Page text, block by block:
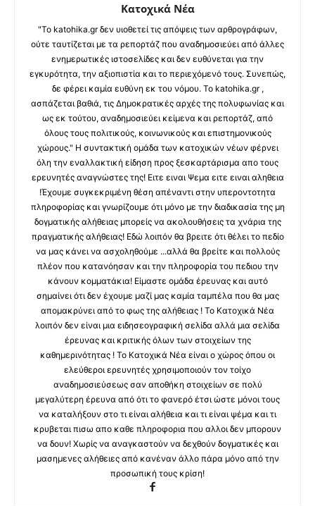
Κατοχικά Νέα
"Το katohika.gr δεν υιοθετεί τις απόψεις των αρθρογράφων,
ούτε ταυτίζεται με τα ρεπορτάζ που αναδημοσιεύει από άλλες
ενημερωτικές ιστοσελίδες και δεν ευθύνεται για την
εγκυρότητα, την αξιοπιστία και το περιεχόμενό τους. Συνεπώς,
δε φέρει καμία ευθύνη εκ του νόμου. Το katohika.gr ,
ασπάζεται βαθιά, τις Δημοκρατικές αρχές της πολυφωνίας και
ως εκ τούτου, αναδημοσιεύει κείμενα και ρεπορτάζ, από
όλους τους πολιτικούς, κοινωνικούς και επιστημονικούς
χώρους." Η συντακτική ομάδα των κατοχικών νέων φέρνει
όλη την εναλλακτική είδηση προς ξεσκαρτάρισμα απο τους
ερευνητές αναγνώστες της! Ειτε ειναι Ψεμα ειτε ειναι αληθεια
!Έχουμε συγκεκριμένη θέση απέναντι στην υπεροντοτητα
πληροφορίας και γνωρίζουμε ότι μόνο με την διαδικασία της μη
δογματικής αλήθειας μπορείς να ακολουθήσεις τα χνάρια της
πραγματικής αλήθειας! Εδώ λοιπόν θα βρειτε ότι θέλει το πεδίο
να μας κάνει να ασχοληθούμε ...αλλά θα βρείτε και πολλούς
πλέον που κατανόησαν και την πληροφορία του πεδιου την
κάνουν κομματάκια! Είμαστε ομάδα έρευνας και αυτό
σημαίνει ότι δεν έχουμε μαζί μας καμία ταμπέλα που θα μας
απομακρύνει από το φως της αλήθειας ! Το Κατοχικά Νέα
λοιπόν δεν είναι μια ειδησεογραφική σελίδα αλλά μια σελίδα
έρευνας και κριτικής όλων των στοιχείων της
καθημερινότητας ! Το Κατοχικά Νέα είναι ο χώρος όπου οι
ελεύθεροι ερευνητές χρησιμοποιούν τον τοίχο
αναδημοσιεύσεως σαν αποθήκη στοιχείων σε πολύ
μεγαλύτερη έρευνα από ότι το φανερό έτσι ώστε μόνοι τους
να καταλήξουν στο τι είναι αλήθεια και τι είναι ψέμα και τι
κρυβεται πισω απο καθε πληροφορια που αλλοι δεν μπορουν
να δουν! Χωρίς να αναγκαστούν να δεχθούν δογματικές και
μασημενες αλήθειες από κανέναν άλλο πάρα μόνο από την
προσωπική τους κρίση!